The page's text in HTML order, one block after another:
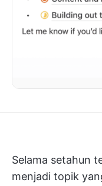
Selama setahun
menjadi topik